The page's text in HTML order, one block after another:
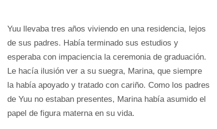
Yuu llevaba tres años viviendo en una residencia, lejos
de sus padres. Había terminado sus estudios y
esperaba con impaciencia la ceremonia de graduación.
Le hacía ilusión ver a su suegra, Marina, que siempre
la había apoyado y tratado con cariño. Como los padres
de Yuu no estaban presentes, Marina había asumido el
papel de figura materna en su vida.